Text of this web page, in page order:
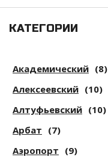
КАТЕГОРИИ
Академический (8)
Алексеевский (10)
Алтуфьевский (10)
Арбат (7)
Аэропорт (9)